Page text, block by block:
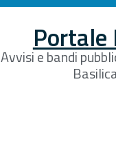
Portale
Avvisi e bandi